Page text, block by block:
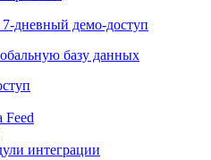
7-дневный
базу данных